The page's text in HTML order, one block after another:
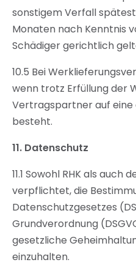
sonstigem Verfall
Monaten nach Kenntnis
Schädiger gerichtlich
10.5 Bei
wenn trotz Erfüllung der
Vertragspartner auf eine
besteht.
11. Datenschutz
11.1 Sowohl RHK als
verpflichtet, die
Datenschutzgesetzes
Grundverordnung
gesetzliche
einzuhalten.